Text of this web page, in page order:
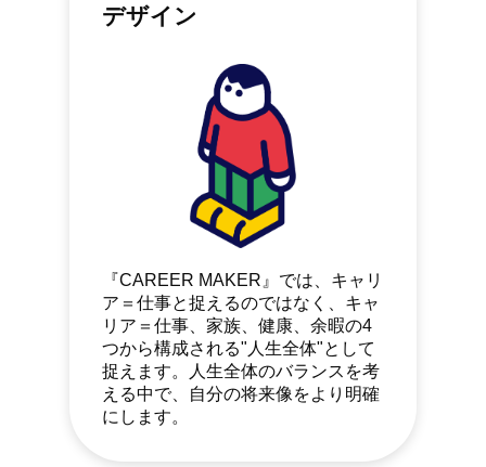
デザイン
『CAREER MAKER』では、キャリ
ア＝仕事と捉えるのではなく、キャ
リア＝仕事、家族、健康、余暇の4
つから構成される"人生全体"として
捉えます。人生全体のバランスを考
える中で、自分の将来像をより明確
にします。